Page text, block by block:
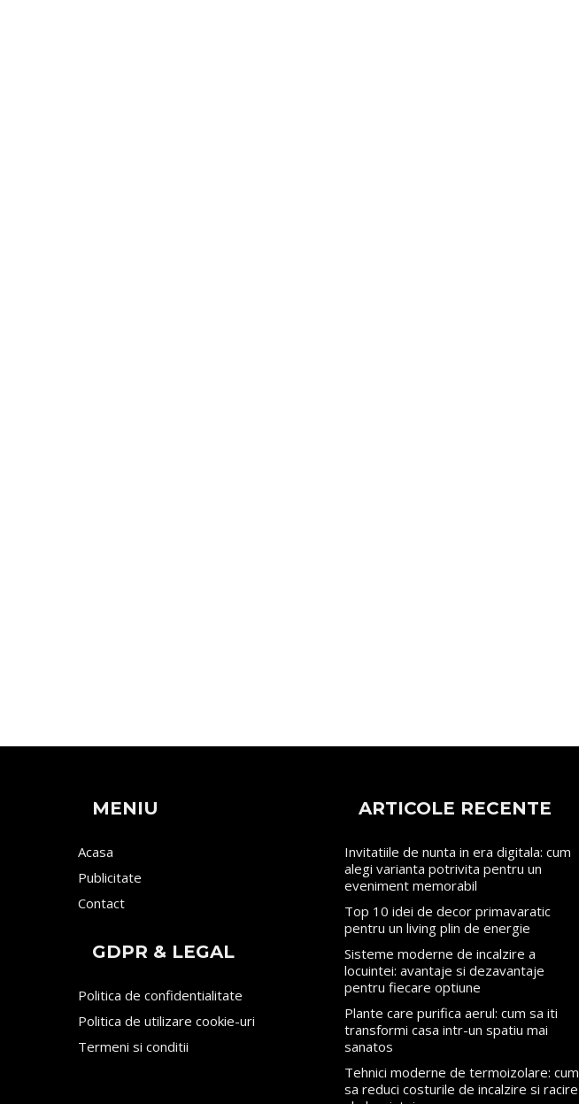
MENIU
Acasa
Publicitate
Contact
GDPR & LEGAL
Politica de confidentialitate
Politica de utilizare cookie-uri
Termeni si conditii
ARTICOLE RECENTE
Invitatiile de nunta in era digitala: cum
alegi varianta potrivita pentru un
eveniment memorabil
Top 10 idei de decor primavaratic
pentru un living plin de energie
Sisteme moderne de incalzire a
locuintei: avantaje si dezavantaje
pentru fiecare optiune
Plante care purifica aerul: cum sa iti
transformi casa intr-un spatiu mai
sanatos
Tehnici moderne de termoizolare: cum
sa reduci costurile de incalzire si racire